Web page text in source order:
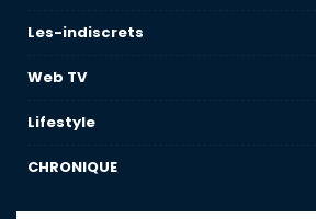
Les-indiscrets
Web TV
Lifestyle
CHRONIQUE